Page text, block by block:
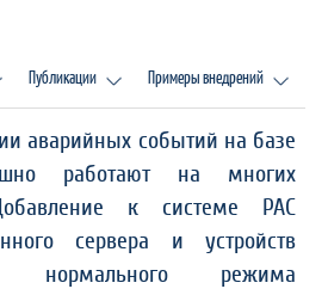
Публикации Примеры внедрений
аварийных событий на базе
работают на многих
к системе РАС
сервера и устройств
нормального режима